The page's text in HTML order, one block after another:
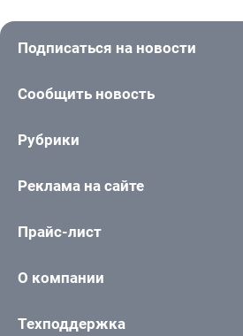
Подписаться на новости
Сообщить новость
Рубрики
Реклама на сайте
Прайс-лист
О компании
Техподдержка